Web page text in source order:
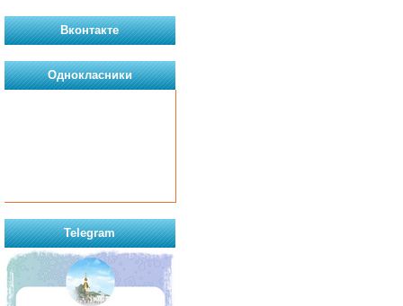
Вконтакте
Однокласники
Telegram